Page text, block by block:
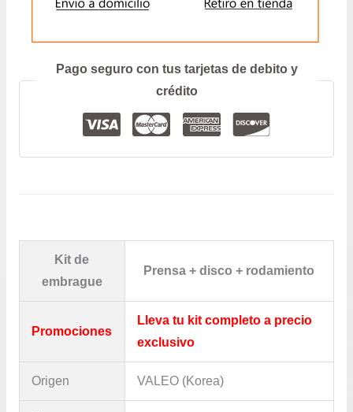
Pago seguro con tus tarjetas de debito y
crédito
Kit de
embrague
Prensa + disco + rodamiento
Promociones
Lleva tu kit completo a precio
exclusivo
Origen VALEO (Korea)